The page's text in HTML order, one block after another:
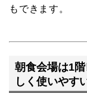
もできます。
朝食会場は1
しく使いやす